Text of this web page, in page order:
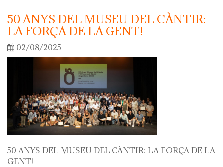
50 ANYS DEL MUSEU DEL CÀNTIR:
LA FORÇA DE LA GENT!
02/08/2025
50 ANYS DEL MUSEU DEL CÀNTIR: LA FORÇA DE LA
GENT!